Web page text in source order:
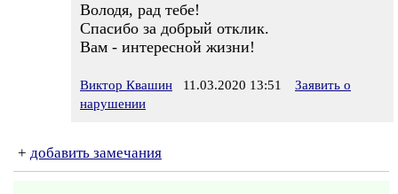
Володя, рад тебе!
Спасибо за добрый отклик.
Вам - интересной жизни!
Виктор Квашин 11.03.2020 13:51
Заявить о
нарушении
+ добавить замечания